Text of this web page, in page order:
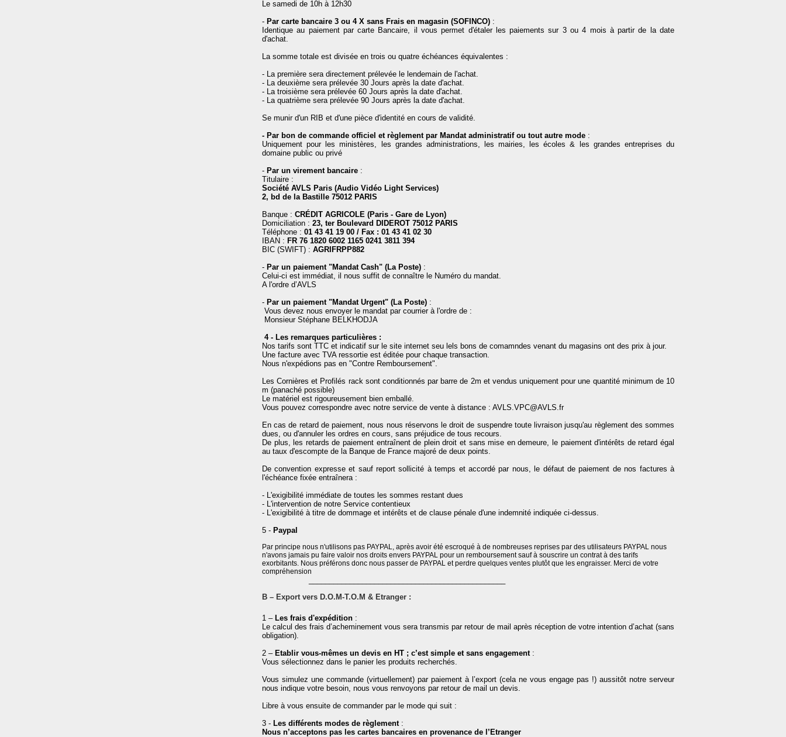
Le samedi de 10h à 12h30
- Par carte bancaire 3 ou 4 X sans Frais en magasin (SOFINCO) :
Identique au paiement par carte Bancaire, il vous permet d'étaler les paiements sur 3 ou 4 mois à partir de la date
d'achat.
La somme totale est divisée en trois ou quatre échéances équivalentes :
- La première sera directement prélevée le lendemain de l'achat.
- La deuxième sera prélevée 30 Jours après la date d'achat.
- La troisième sera prélevée 60 Jours après la date d'achat.
- La quatrième sera prélevée 90 Jours après la date d'achat.
Se munir d'un RIB et d'une pièce d'identité en cours de validité.
- Par bon de commande officiel et règlement par Mandat administratif ou tout autre mode :
Uniquement pour les ministères, les grandes administrations, les mairies, les écoles & les grandes entreprises du
domaine public ou privé
- Par un virement bancaire :
Titulaire :
Société AVLS Paris (Audio Vidéo Light Services)
2, bd de la Bastille 75012 PARIS
Banque : CRÉDIT AGRICOLE (Paris - Gare de Lyon)
Domiciliation : 23, ter Boulevard DIDEROT 75012 PARIS
Téléphone : 01 43 41 19 00 / Fax : 01 43 41 02 30
IBAN : FR 76 1820 6002 1165 0241 3811 394
BIC (SWIFT) : AGRIFRPP882
- Par un paiement "Mandat Cash" (La Poste) :
Celui-ci est immédiat, il nous suffit de connaître le Numéro du mandat.
A l'ordre d’AVLS
- Par un paiement "Mandat Urgent" (La Poste) :
Vous devez nous envoyer le mandat par courrier à l'ordre de :
Monsieur Stéphane BELKHODJA
4 - Les remarques particulières :
Nos tarifs sont TTC et indicatif sur le site internet seu lels bons de comamndes venant du magasins ont des prix à jour.
Une facture avec TVA ressortie est éditée pour chaque transaction.
Nous n'expédions pas en "Contre Remboursement".
Les Cornières et Profilés rack sont conditionnés par barre de 2m et vendus uniquement pour une quantité minimum de 10
m (panaché possible)
Le matériel est rigoureusement bien emballé.
Vous pouvez correspondre avec notre service de vente à distance : AVLS.VPC@AVLS.fr
En cas de retard de paiement, nous nous réservons le droit de suspendre toute livraison jusqu'au règlement des sommes
dues, ou d'annuler les ordres en cours, sans préjudice de tous recours.
De plus, les retards de paiement entraînent de plein droit et sans mise en demeure, le paiement d'intérêts de retard égal
au taux d'escompte de la Banque de France majoré de deux points.
De convention expresse et sauf report sollicité à temps et accordé par nous, le défaut de paiement de nos factures à
l'échéance fixée entraînera :
- L'exigibilité immédiate de toutes les sommes restant dues
- L'intervention de notre Service contentieux
- L'exigibilité à titre de dommage et intérêts et de clause pénale d'une indemnité indiquée ci-dessus.
5 - Paypal
Par principe nous n'utilisons pas PAYPAL, après avoir été escroqué à de nombreuses reprises par des utilisateurs PAYPAL nous
n'avons jamais pu faire valoir nos droits envers PAYPAL pour un remboursement sauf à souscrire un contrat à des tarifs
exorbitants. Nous préférons donc nous passer de PAYPAL et perdre quelques ventes plutôt que les engraisser. Merci de votre
compréhension
B – Export vers D.O.M-T.O.M & Etranger :
1 – Les frais d'expédition :
Le calcul des frais d’acheminement vous sera transmis par retour de mail après réception de votre intention d’achat (sans
obligation).
2 – Etablir vous-mêmes un devis en HT ; c’est simple et sans engagement :
Vous sélectionnez dans le panier les produits recherchés.
Vous simulez une commande (virtuellement) par paiement à l’export (cela ne vous engage pas !) aussitôt notre serveur
nous indique votre besoin, nous vous renvoyons par retour de mail un devis.
Libre à vous ensuite de commander par le mode qui suit :
3 - Les différents modes de règlement :
Nous n’acceptons pas les cartes bancaires en provenance de l’Etranger